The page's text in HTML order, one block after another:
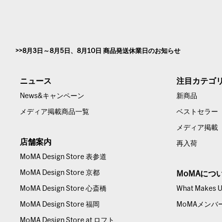
8月3日～8月5日、8月10日 商品発送休業日のお知らせ
ニュース
News&キャンペーン
メディア掲載商品一覧
店舗案内
MoMA Design Store 表参道
MoMA Design Store 京都
MoMA Design Store 心斎橋
MoMA Design Store 福岡
MoMA Design Store at ロフト
注目カテゴ
新商品
ベストセラー
メディア掲載
再入荷
MoMAにつ
What Makes
MoMAメンバ